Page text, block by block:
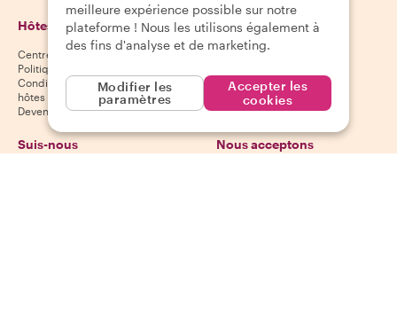
Hôtes
Centre d'aide aux hôtes
Politique d'annulation des hôtes
Conditions générales pour les
hôtes
Devenir hôte
Télécharge notre
application
Google Play Store
Suis-nous Nous acceptons
meilleure expérience possible sur notre
plateforme ! Nous les utilisons également à
des fins d'analyse et de marketing.
Modifier les
paramètres
Accepter les
cookies